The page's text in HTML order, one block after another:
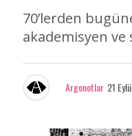
70’lerden
akademisyen ve
Argonotlar 21